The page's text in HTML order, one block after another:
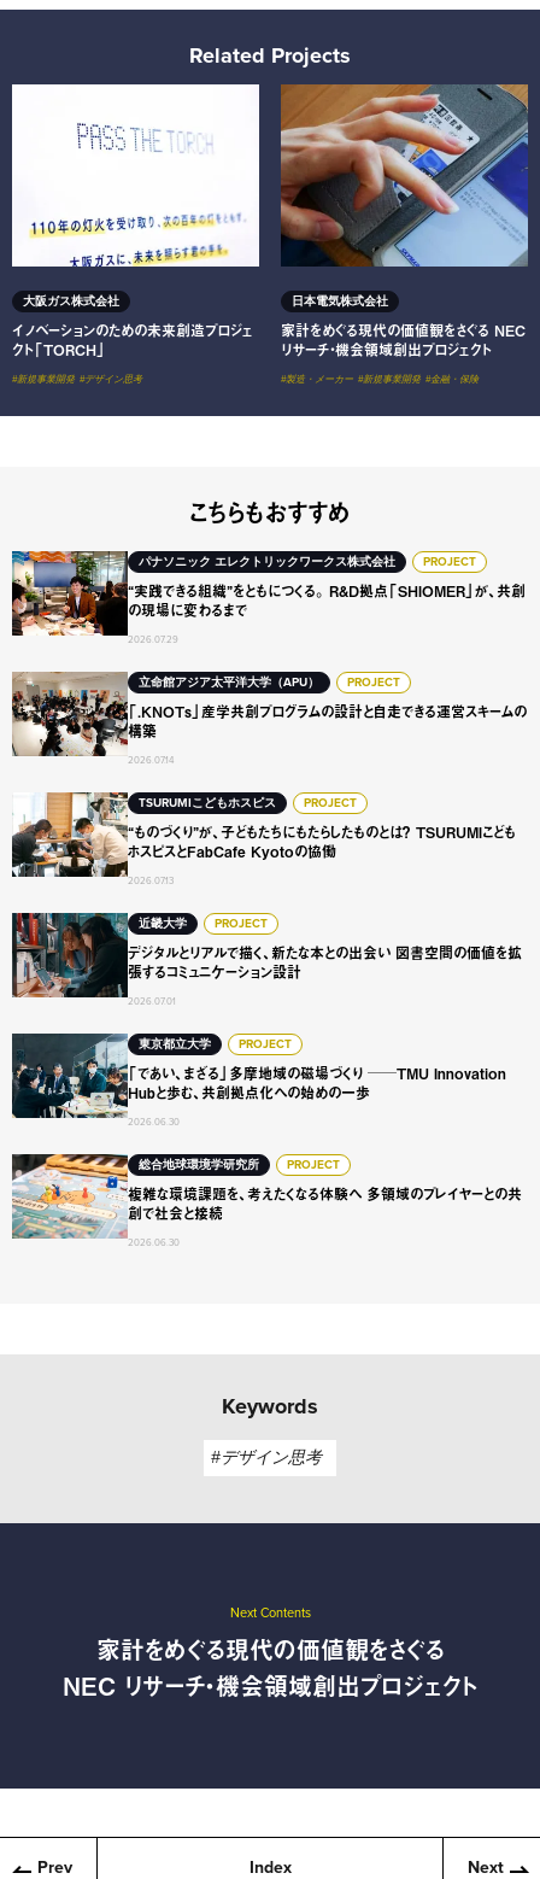
Related Projects
大阪ガス株式会社
イノベーションのための未来創造プロジェ
クト「TORCH」
#新規事業開発 #デザイン思考
イノベーションのための未来創造プロジェクト「TORCH」
日本電気株式会社
家計をめぐる現代の価値観をさぐる NEC
リサーチ・機会領域創出プロジェクト
#製造・メーカー #新規事業開発 #金融・保険
家計をめぐる現代の価値観
こちらもおすすめ
パナソニック エレクトリックワークス株式会社 PROJECT
“実践できる組織”をともにつくる。 R&D拠点「SHIOMER」が、共創
の現場に変わるまで
2026.07.29
“実践できる組織”をともにつくる。 R&D拠点「SHIOMER
立命館アジア太平洋大学（APU） PROJECT
「.KNOTs」産学共創プログラムの設計と自走できる運営スキームの
構築
2026.07.14
「.KNOTs」産学共創プログラムの設計と自走できる運営ス
TSURUMIこどもホスピス PROJECT
“ものづくり”が、子どもたちにもたらしたものとは？ TSURUMIこども
ホスピスとFabCafe Kyotoの協働
2026.07.13
“ものづくり”が、子どもたちにもたらしたものとは？
近畿大学 PROJECT
デジタルとリアルで描く、新たな本との出会い 図書空間の価値を拡
張するコミュニケーション設計
2026.07.01
デジタルとリアルで描く、新たな本との出会い 図書空間の
東京都立大学 PROJECT
「であい、まざる」多摩地域の磁場づくり ──TMU Innovation
Hubと歩む、共創拠点化への始めの一歩
2026.06.30
「であい、まざる」多摩地域の磁場づくり ──TMU
総合地球環境学研究所 PROJECT
複雑な環境課題を、考えたくなる体験へ 多領域のプレイヤーとの共
創で社会と接続
2026.06.30
複雑な環境課題を、考えたくなる体験へ 多領域のプレイヤ
Keywords
#デザイン思考
Next Contents
家計をめぐる現代の価値観をさぐる
NEC リサーチ・機会領域創出プロジェクト
Prev Index Next